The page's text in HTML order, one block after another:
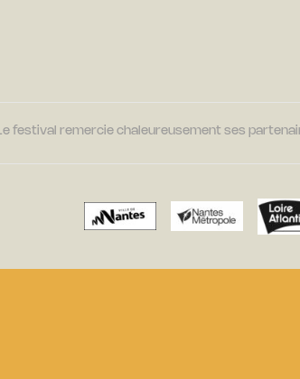
Le festival remercie chaleureusement ses